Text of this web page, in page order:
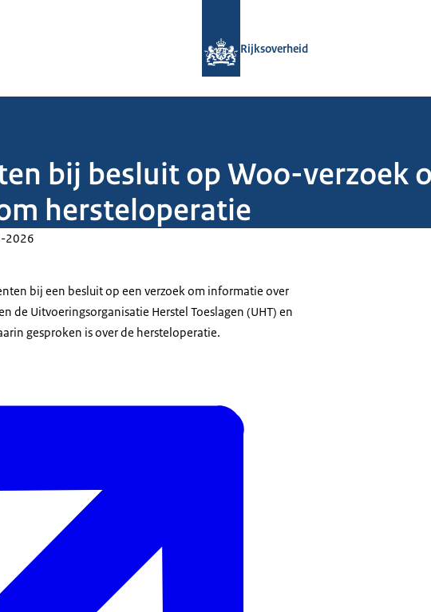
Rijksoverheid
bij besluit op Woo-verzoek
hersteloperatie
2026
bij een besluit op een verzoek om informatie over
de Uitvoeringsorganisatie Herstel Toeslagen (UHT) en
gesproken is over de hersteloperatie.